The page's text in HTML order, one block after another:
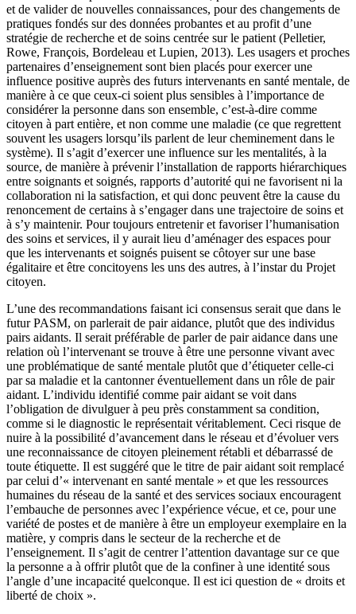
et de valider de nouvelles connaissances, pour des changements de
pratiques fondés sur des données probantes et au profit d’une
stratégie de recherche et de soins centrée sur le patient (Pelletier,
Rowe, François, Bordeleau et Lupien, 2013). Les usagers et proches
partenaires d’enseignement sont bien placés pour exercer une
influence positive auprès des futurs intervenants en santé mentale, de
manière à ce que ceux-ci soient plus sensibles à l’importance de
considérer la personne dans son ensemble, c’est-à-dire comme
citoyen à part entière, et non comme une maladie (ce que regrettent
souvent les usagers lorsqu’ils parlent de leur cheminement dans le
système). Il s’agit d’exercer une influence sur les mentalités, à la
source, de manière à prévenir l’installation de rapports hiérarchiques
entre soignants et soignés, rapports d’autorité qui ne favorisent ni la
collaboration ni la satisfaction, et qui donc peuvent être la cause du
renoncement de certains à s’engager dans une trajectoire de soins et
à s’y maintenir. Pour toujours entretenir et favoriser l’humanisation
des soins et services, il y aurait lieu d’aménager des espaces pour
que les intervenants et soignés puisent se côtoyer sur une base
égalitaire et être concitoyens les uns des autres, à l’instar du Projet
citoyen.
L’une des recommandations faisant ici consensus serait que dans le
futur PASM, on parlerait de pair aidance, plutôt que des individus
pairs aidants. Il serait préférable de parler de pair aidance dans une
relation où l’intervenant se trouve à être une personne vivant avec
une problématique de santé mentale plutôt que d’étiqueter celle-ci
par sa maladie et la cantonner éventuellement dans un rôle de pair
aidant. L’individu identifié comme pair aidant se voit dans
l’obligation de divulguer à peu près constamment sa condition,
comme si le diagnostic le représentait véritablement. Ceci risque de
nuire à la possibilité d’avancement dans le réseau et d’évoluer vers
une reconnaissance de citoyen pleinement rétabli et débarrassé de
toute étiquette. Il est suggéré que le titre de pair aidant soit remplacé
par celui d’« intervenant en santé mentale » et que les ressources
humaines du réseau de la santé et des services sociaux encouragent
l’embauche de personnes avec l’expérience vécue, et ce, pour une
variété de postes et de manière à être un employeur exemplaire en la
matière, y compris dans le secteur de la recherche et de
l’enseignement. Il s’agit de centrer l’attention davantage sur ce que
la personne a à offrir plutôt que de la confiner à une identité sous
l’angle d’une incapacité quelconque. Il est ici question de « droits et
liberté de choix ».